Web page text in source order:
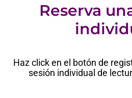
Reserva
Haz click en el botón de
sesión individual de